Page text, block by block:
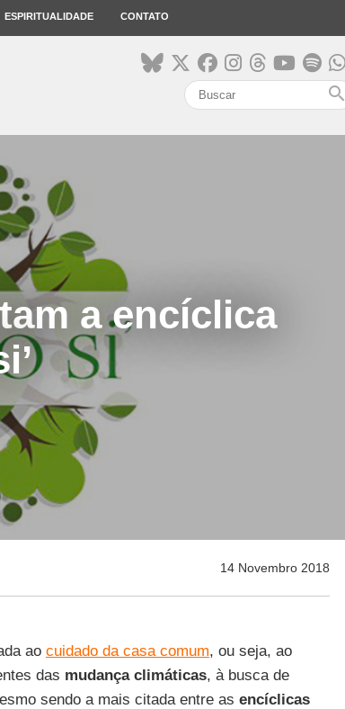
ESPIRITUALIDADE CONTATO
search
a encíclica
14 Novembro 2018
ao cuidado da casa comum, ou seja, ao
das mudança climáticas, à busca de
sendo a mais citada entre as encíclicas